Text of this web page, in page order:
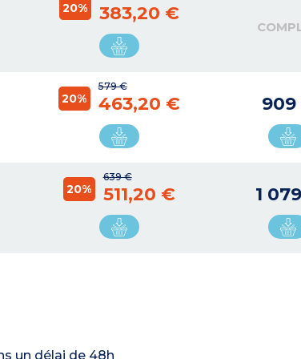
20% 383,20 €
579 €
20% 463,20 €
639 €
20% 511,20 € 1
un délai de 48h